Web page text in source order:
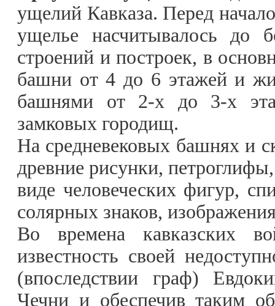
ущелий Кавказа. Перед
ущелье насчитывалось до
строений и построек, в
башни от 4 до 6 этажей и
башнями от 2-х до 3-х
замковых городищ.
На средневековых башнях и
древние рисунки,
виде человеческих фигур,
солярных знаков,
Во времена кавказских
известность своей
(впоследствии граф)
Чечни и обеспечив таким